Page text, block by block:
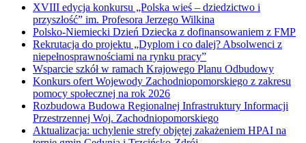
XVIII edycja konkursu „Polska wieś – dziedzictwo i
przyszłość” im. Profesora Jerzego Wilkina
Polsko-Niemiecki Dzień Dziecka z dofinansowaniem z FMP
Rekrutacja do projektu „Dyplom i co dalej? Absolwenci z
niepełnosprawnościami na rynku pracy”
Wsparcie szkół w ramach Krajowego Planu Odbudowy
Konkurs ofert Wojewody Zachodniopomorskiego z zakresu
pomocy społecznej na rok 2026
Rozbudowa Budowa Regionalnej Infrastruktury Informacji
Przestrzennej Woj. Zachodniopomorskiego
Aktualizacja: uchylenie strefy objętej zakażeniem HPAI na